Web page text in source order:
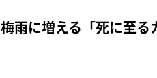
ガイドの藤原千秋さん。気温や
るためにも、梅雨のはじめ
梅雨に増える「死に至